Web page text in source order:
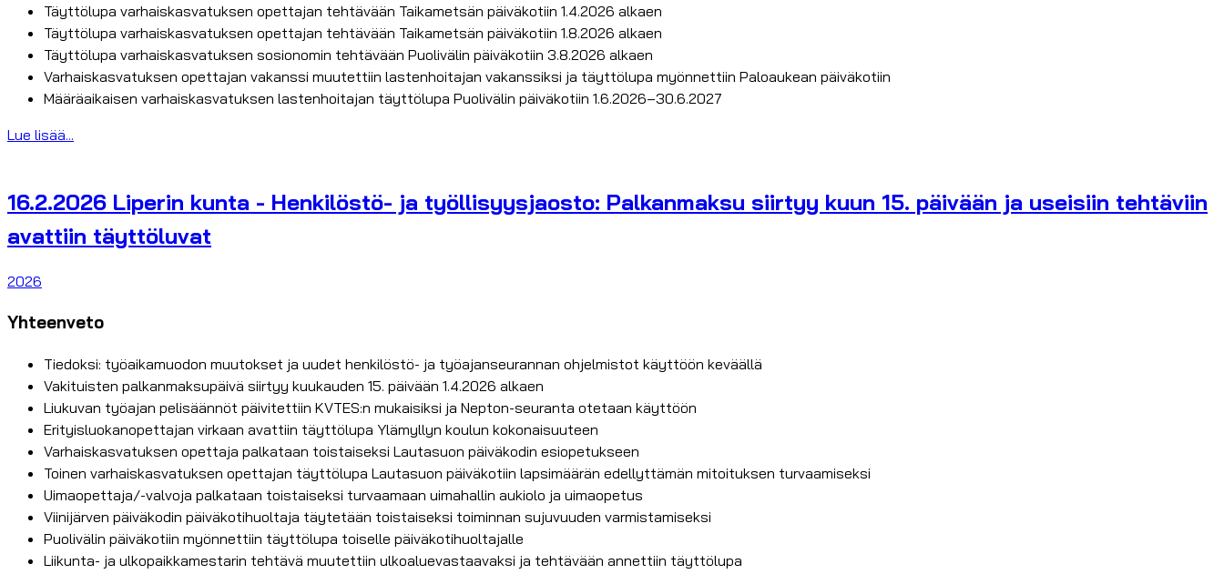
Täyttölupa varhaiskasvatuksen opettajan tehtävään Taikametsän päiväkotiin 1.4.2026 alkaen
Täyttölupa varhaiskasvatuksen opettajan tehtävään Taikametsän päiväkotiin 1.8.2026 alkaen
Täyttölupa varhaiskasvatuksen sosionomin tehtävään Puolivälin päiväkotiin 3.8.2026 alkaen
Varhaiskasvatuksen opettajan vakanssi muutettiin lastenhoitajan vakanssiksi ja täyttölupa myönnettiin Paloaukean päiväkotiin
Määräaikaisen varhaiskasvatuksen lastenhoitajan täyttölupa Puolivälin päiväkotiin 1.6.2026–30.6.2027
Lue lisää...
16.2.2026 Liperin kunta - Henkilöstö- ja työllisyysjaosto: Palkanmaksu siirtyy kuun 15. päivään ja useisiin tehtäviin
avattiin täyttöluvat
2026
Yhteenveto
Tiedoksi: työaikamuodon muutokset ja uudet henkilöstö- ja työajanseurannan ohjelmistot käyttöön keväällä
Vakituisten palkanmaksupäivä siirtyy kuukauden 15. päivään 1.4.2026 alkaen
Liukuvan työajan pelisäännöt päivitettiin KVTES:n mukaisiksi ja Nepton-seuranta otetaan käyttöön
Erityisluokanopettajan virkaan avattiin täyttölupa Ylämyllyn koulun kokonaisuuteen
Varhaiskasvatuksen opettaja palkataan toistaiseksi Lautasuon päiväkodin esiopetukseen
Toinen varhaiskasvatuksen opettajan täyttölupa Lautasuon päiväkotiin lapsimäärän edellyttämän mitoituksen turvaamiseksi
Uimaopettaja/-valvoja palkataan toistaiseksi turvaamaan uimahallin aukiolo ja uimaopetus
Viinijärven päiväkodin päiväkotihuoltaja täytetään toistaiseksi toiminnan sujuvuuden varmistamiseksi
Puolivälin päiväkotiin myönnettiin täyttölupa toiselle päiväkotihuoltajalle
Liikunta- ja ulkopaikkamestarin tehtävä muutettiin ulkoaluevastaavaksi ja tehtävään annettiin täyttölupa